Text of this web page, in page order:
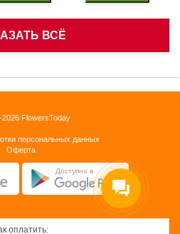
40см
ОК ОК
ВСЁ
FlowersToday
персональных данных
Оферта
Доступно в
оплатить: